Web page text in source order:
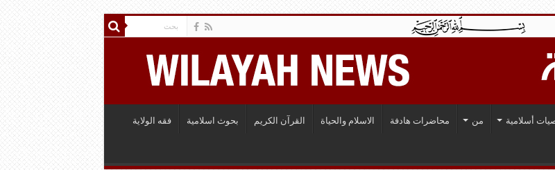
أسلامية من محاضرات هادفة الاسلام والحياة القرآن الكريم بحوث اسلامية فقه الولاية